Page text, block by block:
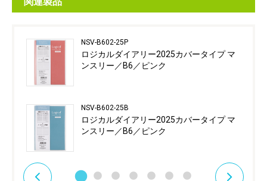
NSV-B602-25P
ロジカルダイアリー2025カバータイプ マ
ンスリー／B6／ピンク
NSV-B602-25B
ロジカルダイアリー2025カバータイプ マ
ンスリー／B6／ピンク